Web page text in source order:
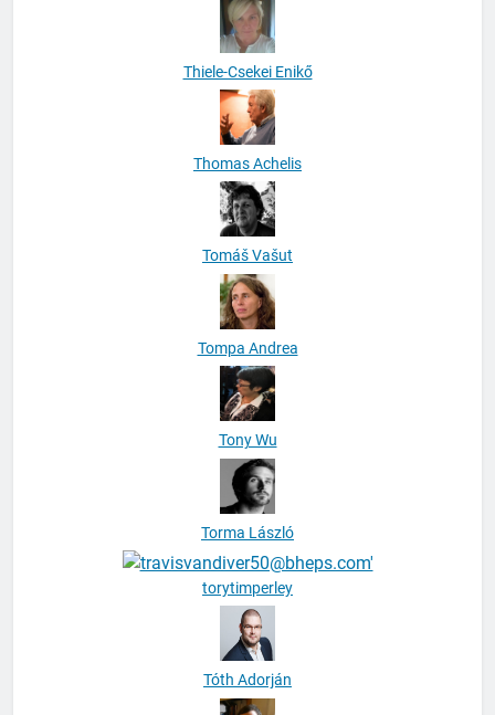
Thiele-Csekei Enikő
Thomas Achelis
Tomáš Vašut
Tompa Andrea
Tony Wu
Torma László
torytimperley
Tóth Adorján